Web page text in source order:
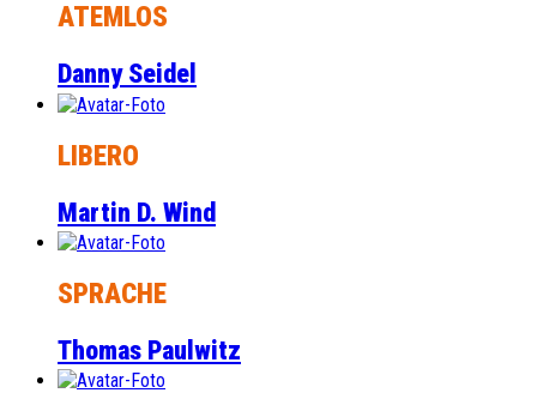
ATEMLOS
Danny Seidel
LIBERO
Martin D. Wind
SPRACHE
Thomas Paulwitz